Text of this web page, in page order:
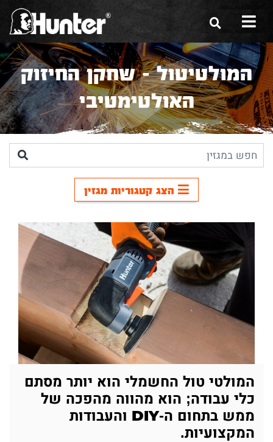
הסיפור שלנו
הכלים שלנו
תערוכות
משווקים
שירות ואחריות
צור קשר
המולטיטול - שחקן החיזוק
האולטימטיבי
הצג קטגוריות מגזין
המולטי טול החשמלי הוא יותר מסתם
כלי עבודה; הוא מהווה מהפכה של
ממש בתחום ה-DIY והעבודות
המקצועיות.